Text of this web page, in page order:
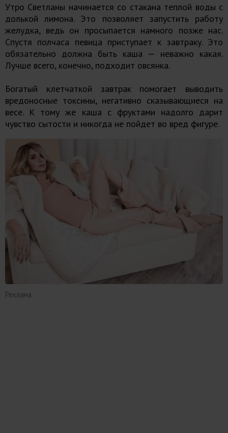
Утро Светланы начинается со стакана теплой воды с
долькой лимона. Это позволяет запустить работу
желудка, ведь он просыпается намного позже нас.
Спустя полчаса певица приступает к завтраку. Это
обязательно должна быть каша — неважно какая.
Лучше всего, конечно, подходит овсянка.
Богатый клетчаткой завтрак помогает выводить
вредоносные токсины, негативно сказывающиеся на
весе. К тому же каша с фруктами надолго дарит
чувство сытости и никогда не пойдет во вред фигуре.
Реклама